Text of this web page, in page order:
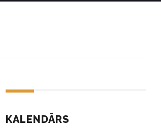
KALENDĀRS